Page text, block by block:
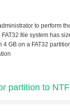
to perform
file system has
GB on a FAT32
partition to